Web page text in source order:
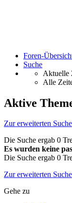
Foren-
Suche
Aktuelle
Alle
Aktive
Zur erweiterten Suche
Die Suche ergab 0
Es wurden keine
Die Suche ergab 0
Zur erweiterten Suche
Gehe zu